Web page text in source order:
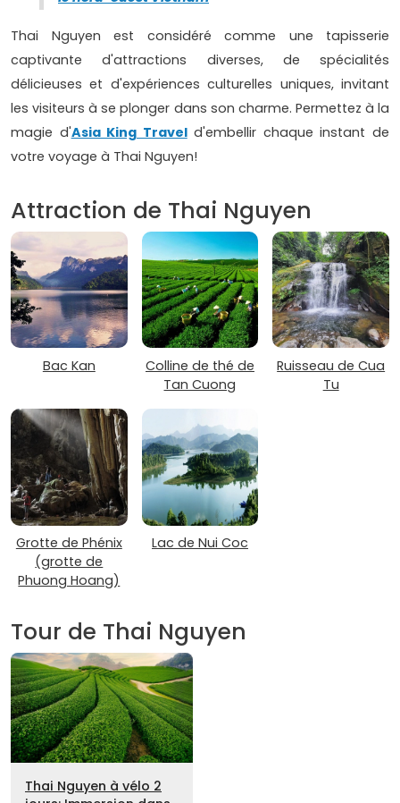
Thai Nguyen est considéré comme une tapisserie
captivante d'attractions diverses, de spécialités
délicieuses et d'expériences culturelles uniques, invitant
les visiteurs à se plonger dans son charme. Permettez à la
magie d'Asia King Traveld'embellir chaque instant de
votre voyage à Thai Nguyen!
Attraction de Thai Nguyen
Bac Kan
Colline de thé de
Tan Cuong
Ruisseau de Cua
Tu
Grotte de Phénix
(grotte de
Phuong Hoang)
Lac de Nui Coc
Tour de Thai Nguyen
Thai Nguyen à vélo 2